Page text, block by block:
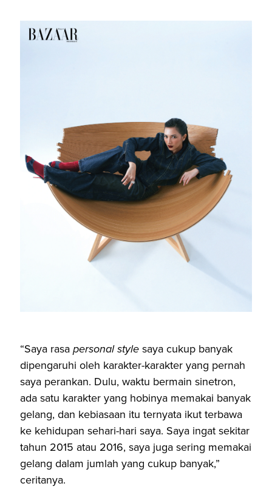
“Saya rasapersonal stylesaya cukup banyak
dipengaruhi oleh karakter-karakter yang pernah
saya perankan. Dulu, waktu bermain sinetron,
ada satu karakter yang hobinya memakai banyak
gelang, dan kebiasaan itu ternyata ikut terbawa
ke kehidupan sehari-hari saya. Saya ingat sekitar
tahun 2015 atau 2016, saya juga sering memakai
gelang dalam jumlah yang cukup banyak,”
ceritanya.